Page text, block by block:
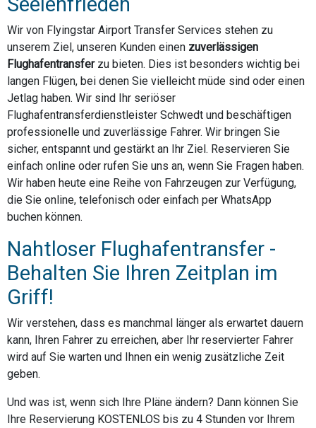
Wir von Flyingstar Airport Transfer Services stehen zu
unserem Ziel, unseren Kunden einen zuverlässigen
Flughafentransferzu bieten. Dies ist besonders wichtig bei
langen Flügen, bei denen Sie vielleicht müde sind oder einen
Jetlag haben. Wir sind Ihr seriöser
Flughafentransferdienstleister Schwedt und beschäftigen
professionelle und zuverlässige Fahrer. Wir bringen Sie
sicher, entspannt und gestärkt an Ihr Ziel. Reservieren Sie
einfach online oder rufen Sie uns an, wenn Sie Fragen haben.
Wir haben heute eine Reihe von Fahrzeugen zur Verfügung,
die Sie online, telefonisch oder einfach per WhatsApp
buchen können.
Nahtloser Flughafentransfer -
Behalten Sie Ihren Zeitplan im
Griff!
Wir verstehen, dass es manchmal länger als erwartet dauern
kann, Ihren Fahrer zu erreichen, aber Ihr reservierter Fahrer
wird auf Sie warten und Ihnen ein wenig zusätzliche Zeit
geben.
Und was ist, wenn sich Ihre Pläne ändern? Dann können Sie
Ihre Reservierung KOSTENLOS bis zu 4 Stunden vor Ihrem